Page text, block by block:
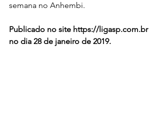
semana no Anhembi.
Publicado no site https://ligasp.com.br
no dia 28 de janeiro de 2019.